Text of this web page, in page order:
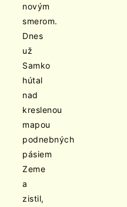
novým
smerom.
Dnes
už
Samko
hútal
nad
kreslenou
mapou
podnebných
pásiem
Zeme
a
zistil,